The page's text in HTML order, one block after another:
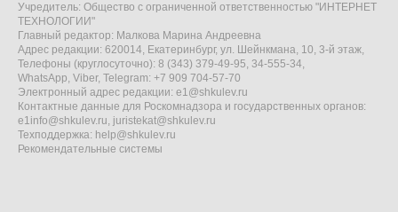
Учредитель: Общество с ограниченной ответственностью "ИНТЕРНЕТ
ТЕХНОЛОГИИ"
Главный редактор: Малкова Марина Андреевна
Адрес редакции: 620014, Екатеринбург, ул. Шейнкмана, 10, 3-й этаж,
Телефоны (круглосуточно): 8 (343) 379-49-95, 34-555-34,
WhatsApp, Viber, Telegram: +7 909 704-57-70
Электронный адрес редакции: e1@shkulev.ru
Контактные данные для Роскомнадзора и государственных органов:
e1info@shkulev.ru, juristekat@shkulev.ru
Техподдержка: help@shkulev.ru
Рекомендательные системы